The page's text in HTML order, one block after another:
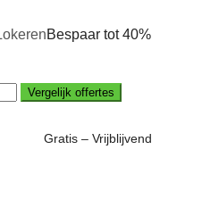
Bespaar tot 40%
Vergelijk offertes
Gratis – Vrijblijvend